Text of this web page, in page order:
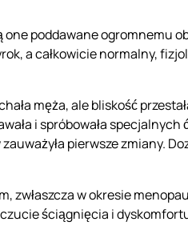
one poddawane ogromnemu
a całkowicie normalny,
męża, ale bliskość
i spróbowała specjalnych
pierwsze zmiany.
zwłaszcza w okresie
ściągnięcia i